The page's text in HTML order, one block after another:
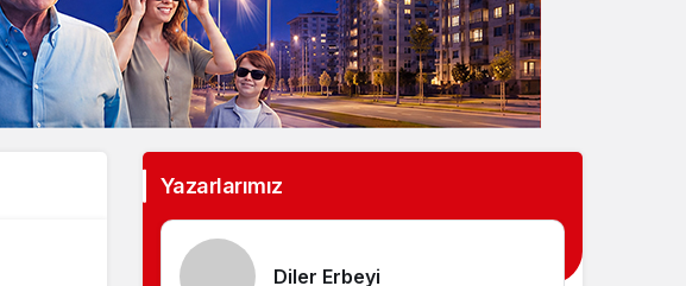
Gece Modu
Gece modunu seçin.
Sistem modunu seçin.
Yazarlarımız
Diler Erbeyi